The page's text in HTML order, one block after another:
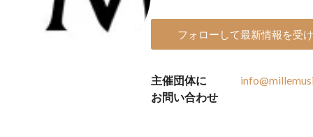
フォローして最新情報を受
主催団体に
お問い合わせ